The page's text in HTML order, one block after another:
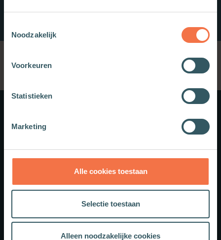
Noodzakelijk
Voorkeuren
Statistieken
Marketing
Alle cookies toestaan
Selectie toestaan
Alleen noodzakelijke cookies
Nieuwsbrieven